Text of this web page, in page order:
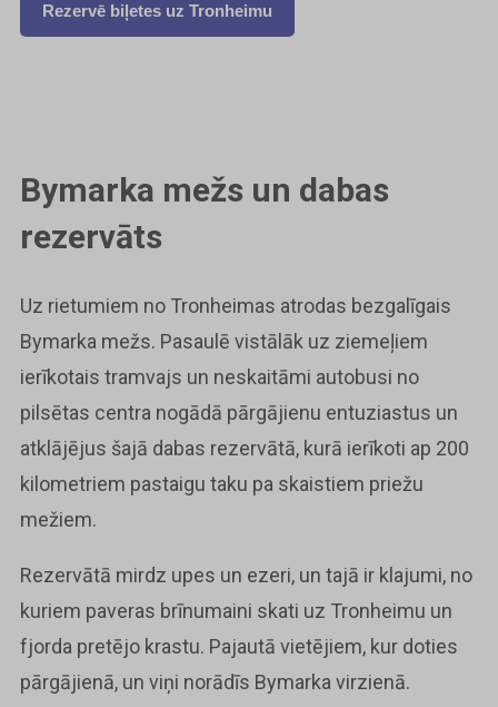
Rezervē biļetes uz Tronheimu
Bymarka mežs un dabas
rezervāts
Uz rietumiem no Tronheimas atrodas bezgalīgais
Bymarka mežs. Pasaulē vistālāk uz ziemeļiem
ierīkotais tramvajs un neskaitāmi autobusi no
pilsētas centra nogādā pārgājienu entuziastus un
atklājējus šajā dabas rezervātā, kurā ierīkoti ap 200
kilometriem pastaigu taku pa skaistiem priežu
mežiem.
Rezervātā mirdz upes un ezeri, un tajā ir klajumi, no
kuriem paveras brīnumaini skati uz Tronheimu un
fjorda pretējo krastu. Pajautā vietējiem, kur doties
pārgājienā, un viņi norādīs Bymarka virzienā.